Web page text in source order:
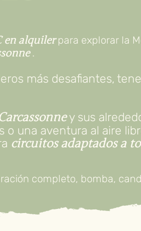
en alquilerpara explorar la
.
más desafiantes,
y sus
o una aventura al aire
circuitos adaptados a
completo, bomba,